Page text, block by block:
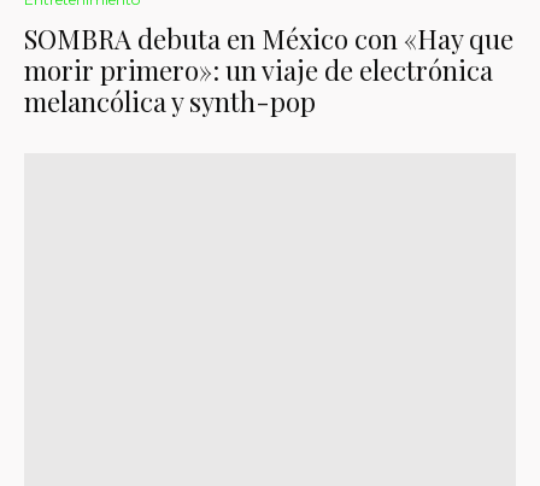
SOMBRA debuta en México con «Hay que
morir primero»: un viaje de electrónica
melancólica y synth-pop